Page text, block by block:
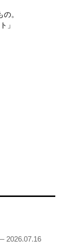
。
」
2026.07.16